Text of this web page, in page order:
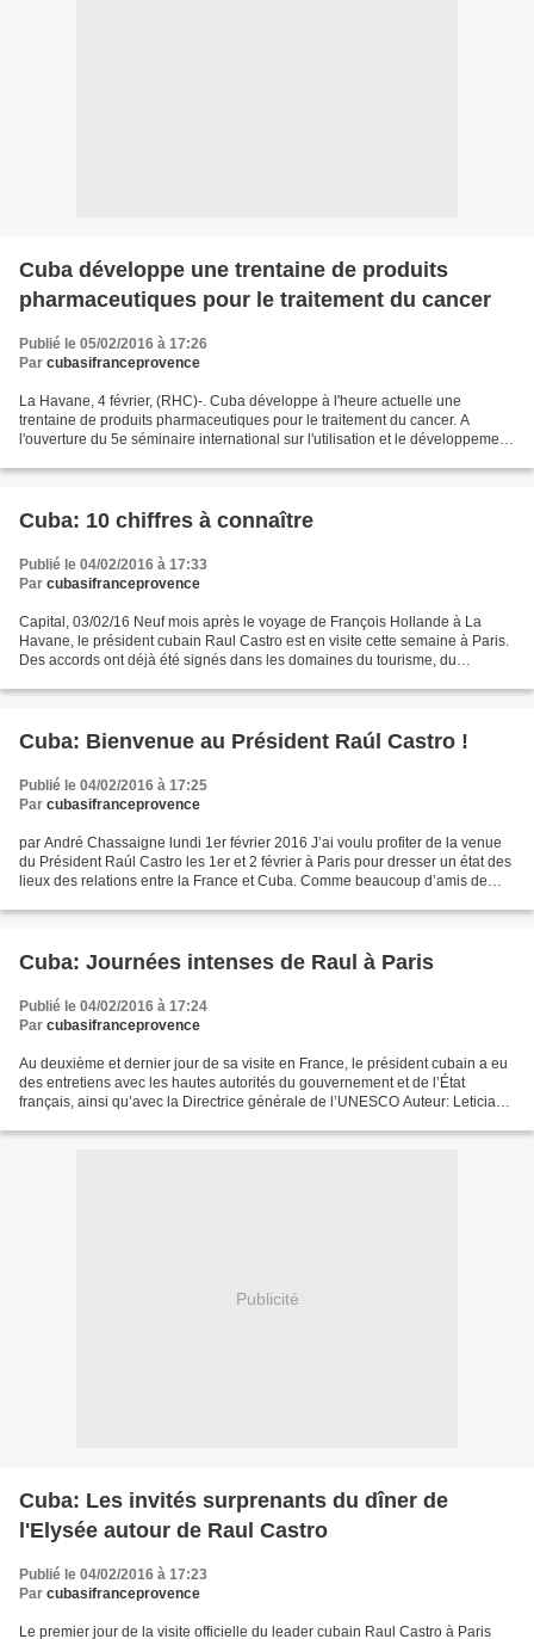
Cuba développe une trentaine de produits
pharmaceutiques pour le traitement du cancer
Publié le 05/02/2016 à 17:26
Par cubasifranceprovence
La Havane, 4 février, (RHC)-. Cuba développe à l'heure actuelle une
trentaine de produits pharmaceutiques pour le traitement du cancer. A
l'ouverture du 5e séminaire international sur l'utilisation et le développement
Cuba: 10 chiffres à connaître
Publié le 04/02/2016 à 17:33
Par cubasifranceprovence
Capital, 03/02/16 Neuf mois après le voyage de François Hollande à La
Havane, le président cubain Raul Castro est en visite cette semaine à Paris.
Des accords ont déjà été signés dans les domaines du tourisme, du
Cuba: Bienvenue au Président Raúl Castro !
Publié le 04/02/2016 à 17:25
Par cubasifranceprovence
par André Chassaigne lundi 1er février 2016 J’ai voulu profiter de la venue
du Président Raúl Castro les 1er et 2 février à Paris pour dresser un état des
lieux des relations entre la France et Cuba. Comme beaucoup d’amis de
Cuba: Journées intenses de Raul à Paris
Publié le 04/02/2016 à 17:24
Par cubasifranceprovence
Au deuxième et dernier jour de sa visite en France, le président cubain a eu
des entretiens avec les hautes autorités du gouvernement et de l’État
français, ainsi qu’avec la Directrice générale de l’UNESCO Auteur: Leticia
Publicité
Cuba: Les invités surprenants du dîner de
l'Elysée autour de Raul Castro
Publié le 04/02/2016 à 17:23
Par cubasifranceprovence
Le premier jour de la visite offi­cielle du leader cubain Raul Castro à Paris